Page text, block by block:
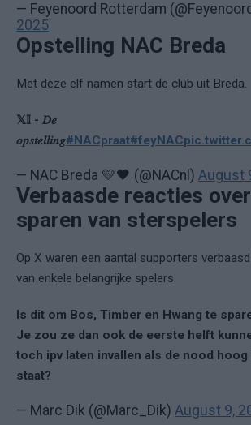
— Feyenoord Rotterdam
2025
Opstelling NAC Breda
Met deze elf namen start de club uit Breda.
𝕏𝕀 - 𝐷𝑒
𝑜𝑝𝑠𝑡𝑒𝑙𝑙𝑖𝑛𝑔#NACpraat#feyNAC
— NAC Breda 💛🖤 (@NACnl) August
Verbaasde reacties
sparen van sterspelers
Op X waren een aantal supporters
van enkele belangrijke spelers.
Is dit om Bos, Timber en Hwang te
Je zou ze dan ook de eerste helft
toch ipv laten invallen als de nood
staat?
— Marc Dik (@Marc_Dik) August 9,